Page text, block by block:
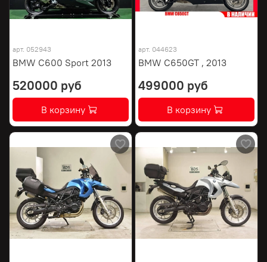
арт. 052943
BMW C600 Sport 2013
520000 руб
В корзину
арт. 044623
BMW C650GT , 2013
499000 руб
В корзину